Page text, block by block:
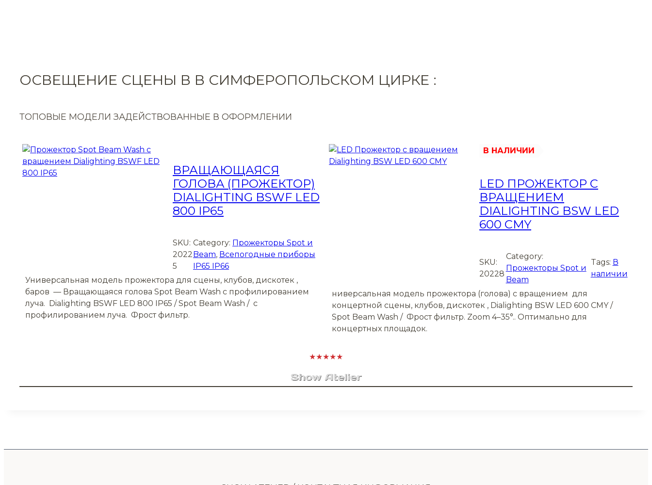
ОСВЕЩЕНИЕ СЦЕНЫ В В СИМФЕРОПОЛЬСКОМ ЦИРКЕ :
ТОПОВЫЕ МОДЕЛИ ЗАДЕЙСТВОВАННЫЕ В ОФОРМЛЕНИИ
ВРАЩАЮЩАЯСЯ
ГОЛОВА (ПРОЖЕКТОР)
DIALIGHTING BSWF LED
800 IP65
SKU:
2022
5
Category: Прожекторы Spot и
Beam, Всепогодные приборы
IP65 IP66
Универсальная модель прожектора для сцены, клубов, дискотек ,
баров — Вращающаяся голова Spot Beam Wash с профилированием
луча. Dialighting BSWF LED 800 IP65 / Spot Beam Wash / с
профилированием луча. Фрост фильтр.
В НАЛИЧИИ
LED ПРОЖЕКТОР С
ВРАЩЕНИЕМ
DIALIGHTING BSW LED
600 CMY
SKU:
20228
Category:
Прожекторы Spot и
Beam
Tags: В
наличии
ниверсальная модель прожектора (голова) с вращением для
концертной сцены, клубов, дискотек , Dialighting BSW LED 600 CMY /
Spot Beam Wash / Фрост фильтр. Zoom 4–35°.. Оптимально для
концертных площадок.
★★★★★